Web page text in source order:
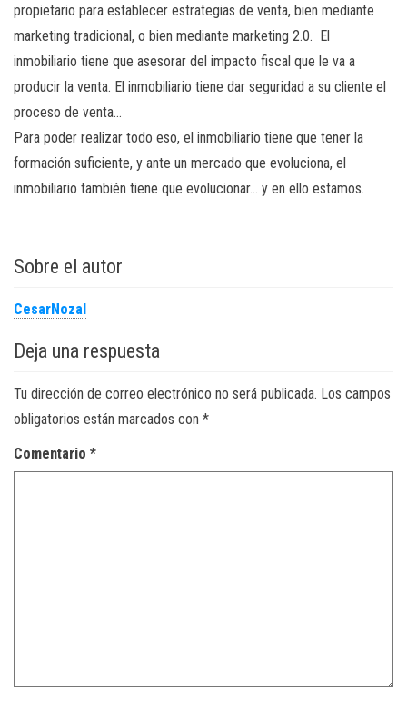
propietario para establecer estrategias de venta, bien mediante
marketing tradicional, o bien mediante marketing 2.0. El
inmobiliario tiene que asesorar del impacto fiscal que le va a
producir la venta. El inmobiliario tiene dar seguridad a su cliente el
proceso de venta…
Para poder realizar todo eso, el inmobiliario tiene que tener la
formación suficiente, y ante un mercado que evoluciona, el
inmobiliario también tiene que evolucionar… y en ello estamos.
Sobre el autor
CesarNozal
Deja una respuesta
Tu dirección de correo electrónico no será publicada. Los campos
obligatorios están marcados con *
Comentario *